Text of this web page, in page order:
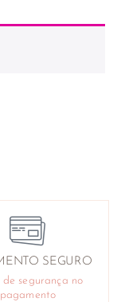
SEGURO
de segurança no
pagamento